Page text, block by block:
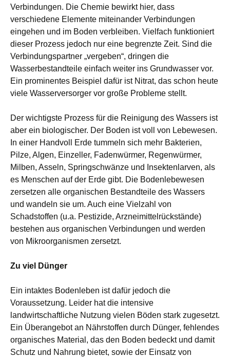
Verbindungen. Die Chemie bewirkt hier, dass
verschiedene Elemente miteinander Verbindungen
eingehen und im Boden verbleiben. Vielfach funktioniert
dieser Prozess jedoch nur eine begrenzte Zeit. Sind die
Verbindungspartner „vergeben“, dringen die
Wasserbestandteile einfach weiter ins Grundwasser vor.
Ein prominentes Beispiel dafür ist Nitrat, das schon heute
viele Wasserversorger vor große Probleme stellt.
Der wichtigste Prozess für die Reinigung des Wassers ist
aber ein biologischer. Der Boden ist voll von Lebewesen.
In einer Handvoll Erde tummeln sich mehr Bakterien,
Pilze, Algen, Einzeller, Fadenwürmer, Regenwürmer,
Milben, Asseln, Springschwänze und Insektenlarven, als
es Menschen auf der Erde gibt. Die Bodenlebewesen
zersetzen alle organischen Bestandteile des Wassers
und wandeln sie um. Auch eine Vielzahl von
Schadstoffen (u.a. Pestizide, Arzneimittelrückstände)
bestehen aus organischen Verbindungen und werden
von Mikroorganismen zersetzt.
Zu viel Dünger
Ein intaktes Bodenleben ist dafür jedoch die
Voraussetzung. Leider hat die intensive
landwirtschaftliche Nutzung vielen Böden stark zugesetzt.
Ein Überangebot an Nährstoffen durch Dünger, fehlendes
organisches Material, das den Boden bedeckt und damit
Schutz und Nahrung bietet, sowie der Einsatz von